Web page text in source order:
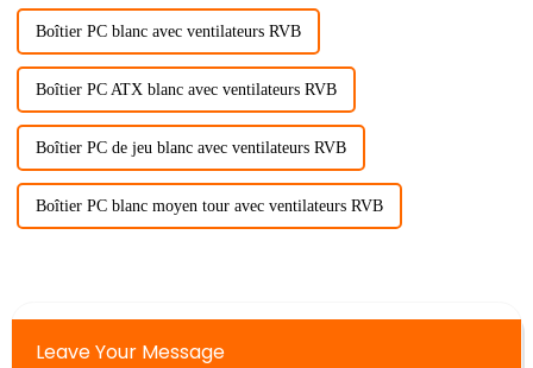
Boîtier PC blanc avec ventilateurs RVB
Boîtier PC ATX blanc avec ventilateurs RVB
Boîtier PC de jeu blanc avec ventilateurs RVB
Boîtier PC blanc moyen tour avec ventilateurs RVB
Leave Your Message